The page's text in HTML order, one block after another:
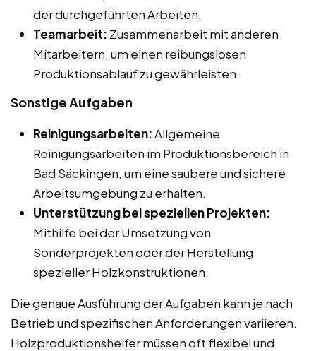
der durchgeführten Arbeiten.
Teamarbeit: Zusammenarbeit mit anderen
Mitarbeitern, um einen reibungslosen
Produktionsablauf zu gewährleisten.
Sonstige Aufgaben
Reinigungsarbeiten:Allgemeine
Reinigungsarbeiten im Produktionsbereich in
Bad Säckingen, um eine saubere und sichere
Arbeitsumgebung zu erhalten.
Unterstützung bei speziellen Projekten:
Mithilfe bei der Umsetzung von
Sonderprojekten oder der Herstellung
spezieller Holzkonstruktionen.
Die genaue Ausführung der Aufgaben kann je nach
Betrieb und spezifischen Anforderungen variieren.
Holzproduktionshelfer müssen oft flexibel und